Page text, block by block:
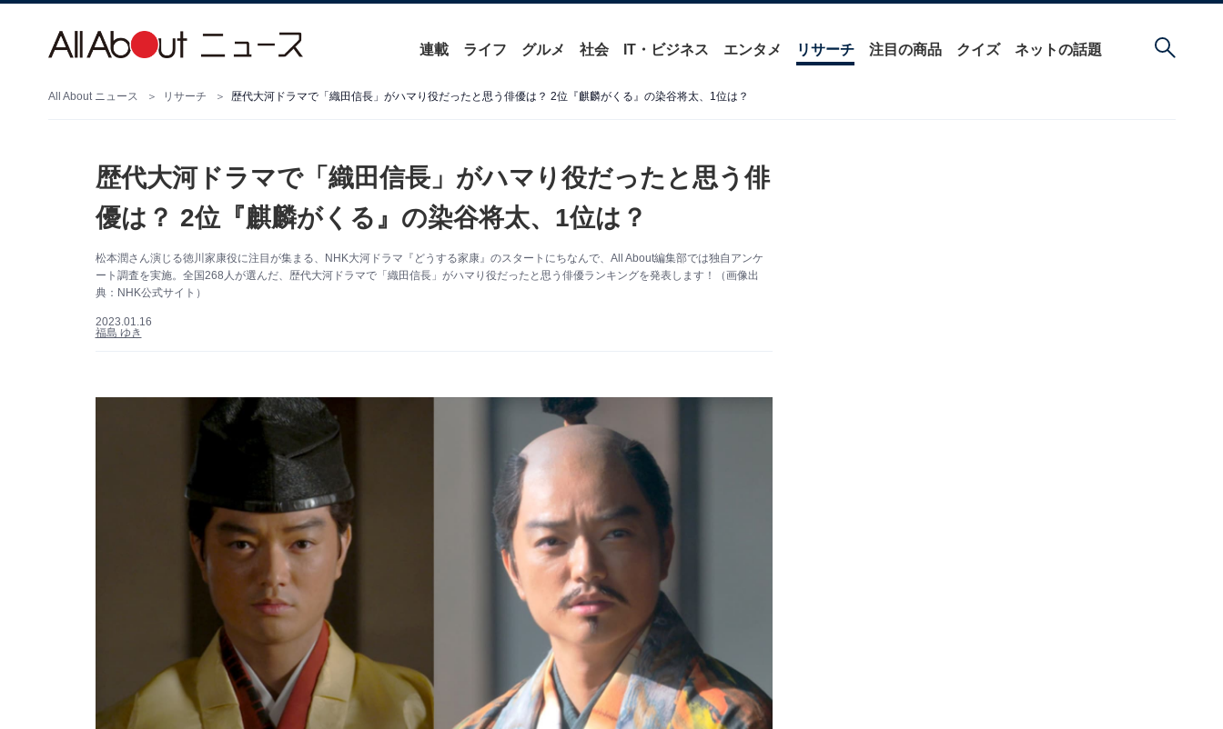
連載 ライフ グルメ 社会 IT・ビジネス エンタメ リサーチ 注目の商品 クイズ ネットの話題
All About ニュース リサーチ 歴代大河ドラマで「織田信長」がハマり役だったと思う俳優は？ 2位『麒麟がくる』の染谷将太、1位は？
歴代大河ドラマで「織田信長」がハマり役だったと思う俳
優は？ 2位『麒麟がくる』の染谷将太、1位は？
松本潤さん演じる徳川家康役に注目が集まる、NHK大河ドラマ『どうする家康』のスタートにちなんで、All About編集部では独自アンケ
ート調査を実施。全国268人が選んだ、歴代大河ドラマで「織田信長」がハマり役だったと思う俳優ランキングを発表します！（画像出
典：NHK公式サイト）
2023.01.16
福島 ゆき